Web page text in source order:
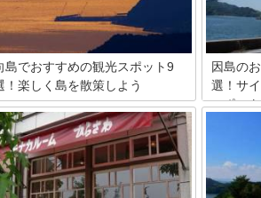
島でおすすめの観光スポット9
！楽しく島を散策しよう
島県尾道市にある向島の観光を紹介し
す。尾道の町に一番近い島で、しまな
海道沿いにある向島。瀬戸内の他の島
比べてあまり知られていない島です。
回はそんな向島にあるいろんな観光ス
ットを9か所厳選しました。
因島の
選！サ
スポッ
因島は
市から
て因島
サイクリ
の絶景が